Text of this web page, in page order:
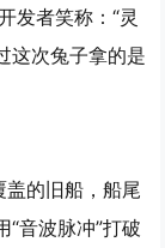
发者笑称：“灵
这次兔子拿的是
盖的旧船，船尾
音波脉冲”打破